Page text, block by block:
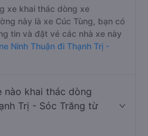
xe khai thác dòng xe
này là xe Cúc Tùng, bạn có
tin và đặt vé các nhà xe này
Ninh Thuận đi Thạnh Trị -
nào khai thác dòng
Trị - Sóc Trăng từ